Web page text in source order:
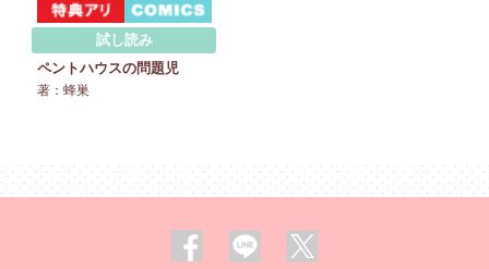
試し読み
ペントハウスの問題児
著：蜂巣